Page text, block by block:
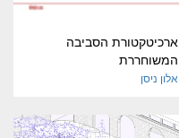
ארכיטקטורת הסביבה
המשוחררת
אלון ניסן